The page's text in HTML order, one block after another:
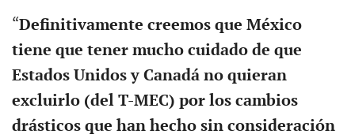
“Definitivamente creemos que México
tiene que tener mucho cuidado de que
Estados Unidos y Canadá no quieran
excluirlo (del T-MEC) por los cambios
drásticos que han hecho sin consideración